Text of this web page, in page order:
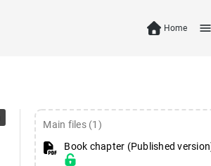
Home menu
Main files (1)
Book chapter (Published